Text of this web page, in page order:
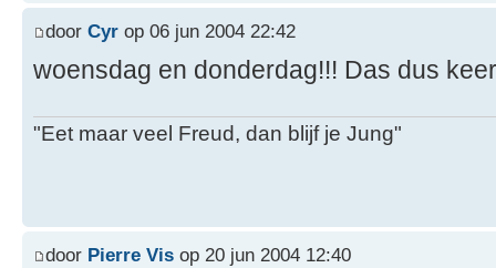
door Cyr op 06 jun 2004 22:42
woensdag en donderdag!!! Das dus
"Eet maar veel Freud, dan blijf je Jung"
door Pierre Vis op 20 jun 2004 12:40